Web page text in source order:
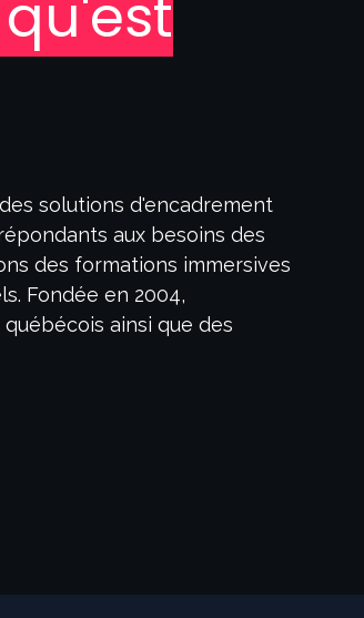
solutions d'encadrement
aux besoins des
des formations immersives
Fondée en 2004,
ainsi que des